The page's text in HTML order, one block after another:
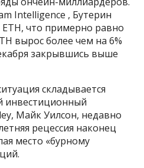
Intelligence , Бутерин
ETH, что примерно равно
вырос более чем на 6%
закрывшись выше
складывается
инвестиционный
Майк Уилсон, недавно
рецессия наконец
место «бурному